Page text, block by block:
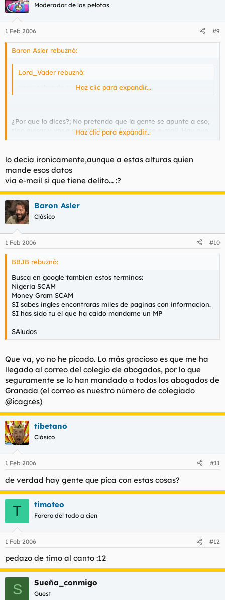
Moderador de las pelotas
1 Feb 2006 #9
Baron Asler rebuznó:
Lord_Vader rebuznó:
aprovechando que no hay nadie eh....
Haz clic para expandir...
¿Por que lo dices?; No pretendo que la gente se apunte a eso,
sino avisar y ver a cuantos les ha llegado ese e-mail. Hay que
ser un poco retrasado para pensar que lo que pretendo es
fraude, sino de prevenirlo y evitarlo y de paso reirnos un rato.
Lo más curioso de todo es que me ha llegado a la dirección de
correo electrónico que me proporciona el Colegio de
Abogados.
Lo más curioso es que quieren que se les envie una copia
escaneada del DNI o el pasaporte. A saber que es lo que
pretender hacer realmente.
Haz clic para expandir...
lo decia ironicamente,aunque a estas alturas quien
mande esos datos
via e-mail si que tiene delito... :?
Baron Asler
Clásico
1 Feb 2006 #10
BBJB rebuznó:
Busca en google tambien estos terminos:
Nigeria SCAM
Money Gram SCAM
SI sabes ingles encontraras miles de paginas con informacion.
SI has sido tu el que ha caido mandame un MP
SAludos
Que va, yo no he picado. Lo más gracioso es que me ha
llegado al correo del colegio de abogados, por lo que
seguramente se lo han mandado a todos los abogados de
Granada (el correo es nuestro número de colegiado
@icagr.es)
tibetano
Clásico
1 Feb 2006 #11
de verdad hay gente que pica con estas cosas?
T timoteo
Forero del todo a cien
1 Feb 2006 #12
pedazo de timo al canto :12
S Sueña_conmigo
Guest